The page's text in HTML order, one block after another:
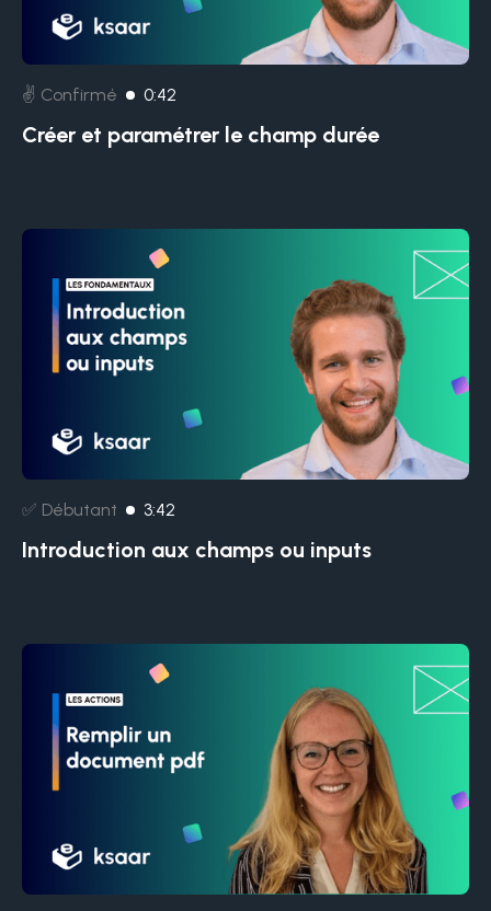
✌️ Confirmé 0:42
Créer et paramétrer le champ durée
✅ Débutant 3:42
Introduction aux champs ou inputs